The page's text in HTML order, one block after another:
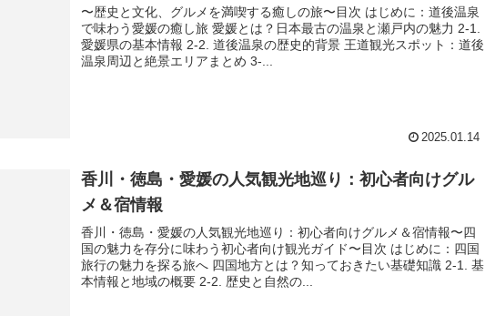
〜歴史と文化、グルメを満喫する癒しの旅〜目次 はじめに：道後温泉
で味わう愛媛の癒し旅 愛媛とは？日本最古の温泉と瀬戸内の魅力 2-1.
愛媛県の基本情報 2-2. 道後温泉の歴史的背景 王道観光スポット：道後
温泉周辺と絶景エリアまとめ 3-...
2025.01.14
香川・徳島・愛媛の人気観光地巡り：初心者向けグル
メ＆宿情報
香川・徳島・愛媛の人気観光地巡り：初心者向けグルメ＆宿情報〜四
国の魅力を存分に味わう初心者向け観光ガイド〜目次 はじめに：四国
旅行の魅力を探る旅へ 四国地方とは？知っておきたい基礎知識 2-1. 基
本情報と地域の概要 2-2. 歴史と自然の...